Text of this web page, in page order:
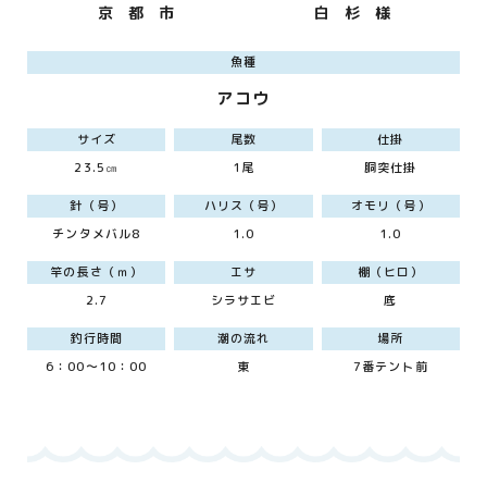
京 都 市 白 杉 様
魚種
アコウ
サイズ
23.5㎝
尾数
1尾
仕掛
胴突仕掛
針（号）
チンタメバル8
ハリス（号）
1.0
オモリ（号）
1.0
竿の長さ（ｍ）
2.7
エサ
シラサエビ
棚（ヒロ）
底
釣行時間
6：00～10：00
潮の流れ
東
場所
7番テント前